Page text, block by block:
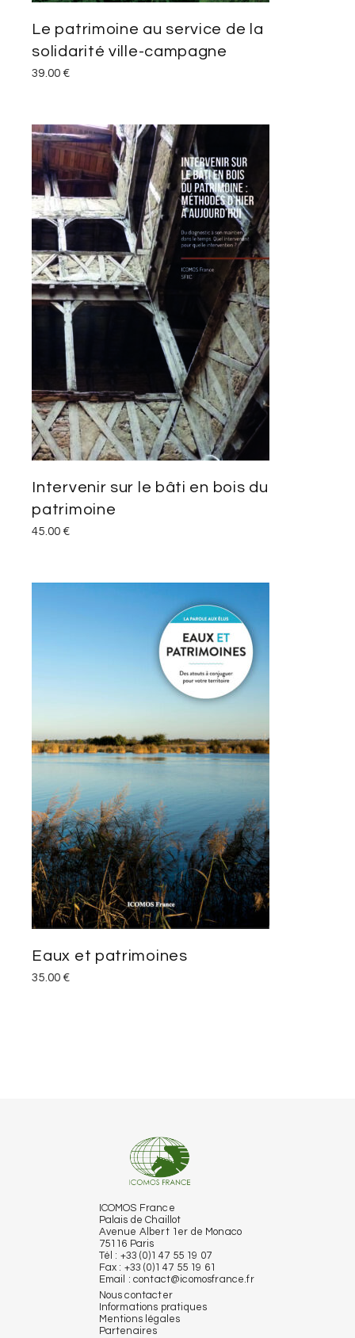
Le patrimoine au service de la
solidarité ville-campagne
39.00 €
Intervenir sur le bâti en bois du
patrimoine
45.00 €
Eaux et patrimoines
35.00 €
ICOMOS France
Palais de Chaillot
Avenue Albert 1er de Monaco
75116 Paris
Tél : +33 (0)1 47 55 19 07
Fax : +33 (0)1 47 55 19 61
Email : contact@icomosfrance.fr
Nous contacter
Informations pratiques
Mentions légales
Partenaires